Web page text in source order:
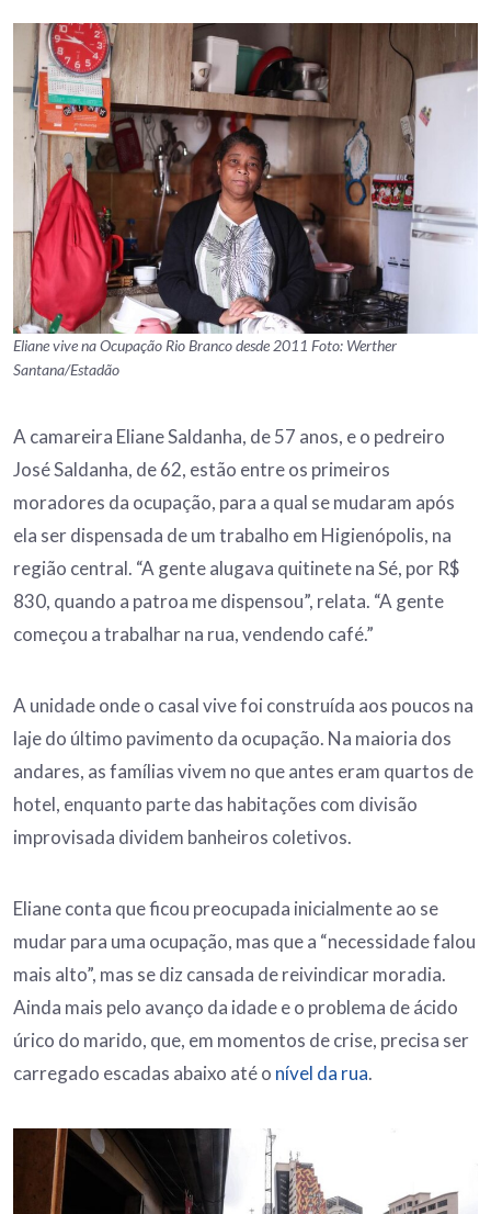
Eliane vive na Ocupação Rio Branco desde 2011 Foto: Werther
Santana/Estadão
A camareira Eliane Saldanha, de 57 anos, e o pedreiro
José Saldanha, de 62, estão entre os primeiros
moradores da ocupação, para a qual se mudaram após
ela ser dispensada de um trabalho em Higienópolis, na
região central. “A gente alugava quitinete na Sé, por R$
830, quando a patroa me dispensou”, relata. “A gente
começou a trabalhar na rua, vendendo café.”
A unidade onde o casal vive foi construída aos poucos na
laje do último pavimento da ocupação. Na maioria dos
andares, as famílias vivem no que antes eram quartos de
hotel, enquanto parte das habitações com divisão
improvisada dividem banheiros coletivos.
Eliane conta que ficou preocupada inicialmente ao se
mudar para uma ocupação, mas que a “necessidade falou
mais alto”, mas se diz cansada de reivindicar moradia.
Ainda mais pelo avanço da idade e o problema de ácido
úrico do marido, que, em momentos de crise, precisa ser
carregado escadas abaixo até o nível da rua.